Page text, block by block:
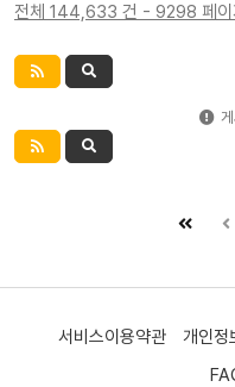
전체 144,633 건 - 9298 페이
서비스이용약관 개인정